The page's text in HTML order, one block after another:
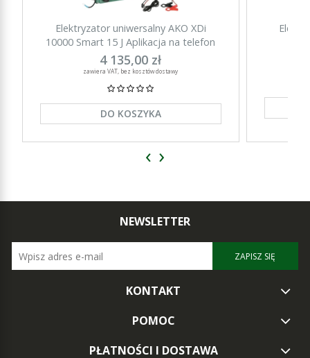
Elektryzator uniwersalny AKO XDi
10000 Smart 15 J Aplikacja na telefon
4 135,00 zł
zawiera VAT, bez kosztów dostawy
DO KOSZYKA
‹ ›
NEWSLETTER
ZAPISZ SIĘ
KONTAKT
POMOC
PŁATNOŚCI I DOSTAWA